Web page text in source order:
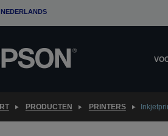
NEDERLANDS
PRODUCTEN PRINTERS